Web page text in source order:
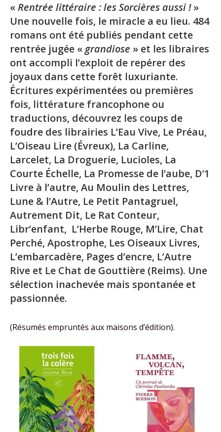
«Rentrée littéraire : les Sorcières aussi !»
Une nouvelle fois, le miracle a eu lieu. 484
romans ont été publiés pendant cette
rentrée jugée « grandiose » et les libraires
ont accompli l’exploit de repérer des
joyaux dans cette forêt luxuriante.
Écritures expérimentées ou premières
fois, littérature francophone ou
traductions, découvrez les coups de
foudre des librairies L’Eau Vive, Le Préau,
L’Oiseau Lire (Évreux), La Carline,
Larcelet, La Droguerie, Lucioles, La
Courte Échelle, La Promesse de l’aube, D’1
Livre à l’autre, Au Moulin des Lettres,
Lune & l’Autre, Le Petit Pantagruel,
Autrement Dit, Le Rat Conteur,
Libr’enfant, L’Herbe Rouge, M’Lire, Chat
Perché, Apostrophe, Les Oiseaux Livres,
L’embarcadère, Pages d’encre, L’Autre
Rive et Le Chat de Gouttière (Reims). Une
sélection inachevée mais spontanée et
passionnée.
(Résumés empruntés aux maisons d’édition).